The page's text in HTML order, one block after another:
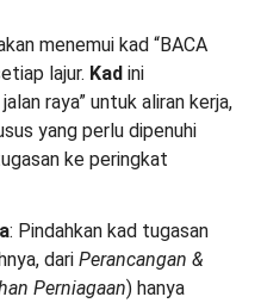
menemui kad “BACA
lajur. Kad ini
raya” untuk aliran kerja,
yang perlu dipenuhi
ke peringkat
: Pindahkan kad tugasan
dari Perancangan &
Perniagaan) hanya